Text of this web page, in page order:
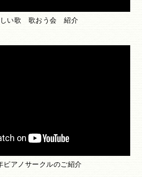
しい歌 歌おう会 紹介
ピアノサークルのご紹介